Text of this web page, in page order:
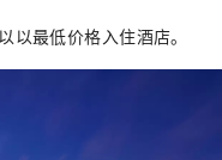
以最低价格入住酒店。